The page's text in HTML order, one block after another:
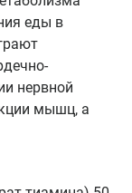
еды в
нервной
мышц, а